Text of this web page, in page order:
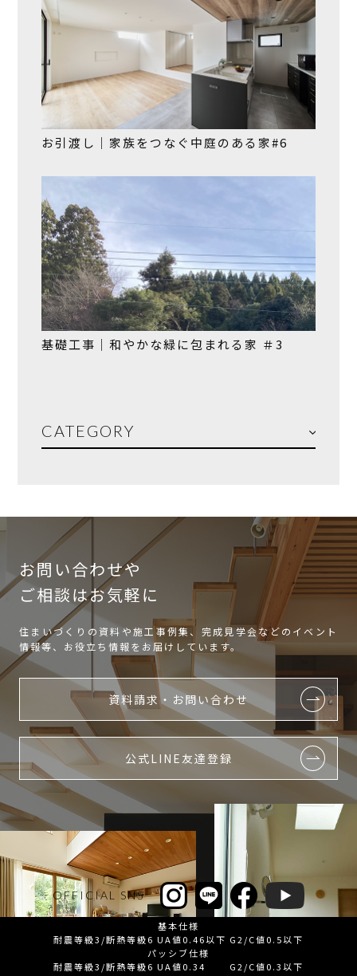
お引渡し｜家族をつなぐ中庭のある家#6
基礎工事｜和やかな緑に包まれる家 ＃3
CATEGORY
お問い合わせや
ご相談はお気軽に
住まいづくりの資料や施工事例集、完成見学会などのイベント
情報等、お役立ち情報をお届けしています。
資料請求・お問い合わせ
公式LINE友達登録
OFFICIAL SNS
基本仕様
耐震等級3/断熱等級6 UA値0.46以下 G2/C値0.5以下
パッシブ仕様
耐震等級3/断熱等級6 UA値0.34 G2/C値0.3以下